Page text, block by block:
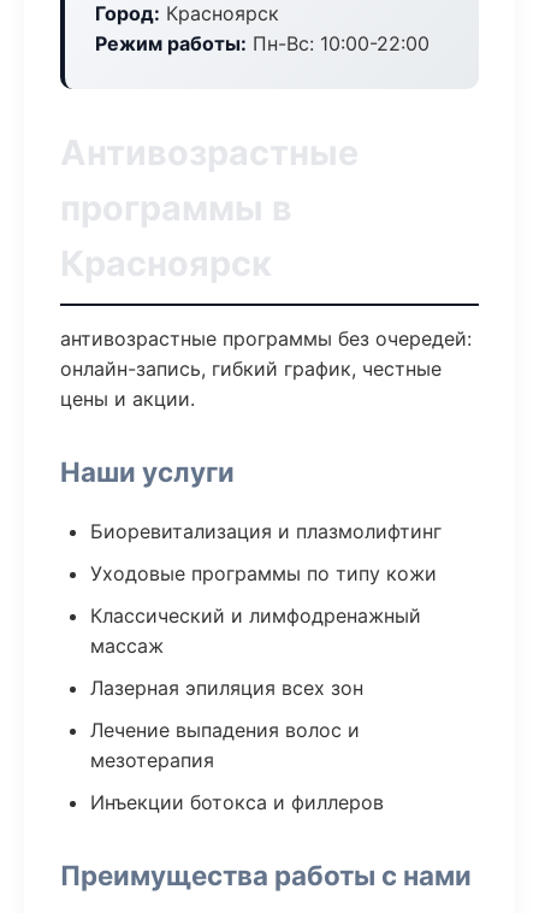
Город: Красноярск
Режим работы: Пн-Вс: 10:00-22:00
Антивозрастные
программы в
Красноярск
антивозрастные программы без очередей:
онлайн-запись, гибкий график, честные
цены и акции.
Наши услуги
Биоревитализация и плазмолифтинг
Уходовые программы по типу кожи
Классический и лимфодренажный
массаж
Лазерная эпиляция всех зон
Лечение выпадения волос и
мезотерапия
Инъекции ботокса и филлеров
Преимущества работы с нами